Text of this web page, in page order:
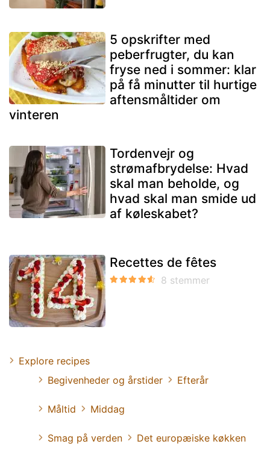
5 opskrifter med
peberfrugter, du kan
fryse ned i sommer: klar
på få minutter til hurtige
aftensmåltider om
vinteren
Tordenvejr og
strømafbrydelse: Hvad
skal man beholde, og
hvad skal man smide ud
af køleskabet?
Recettes de fêtes
Explore recipes
Begivenheder og årstider
Efterår
Måltid Middag
Smag på verden
Det europæiske køkken